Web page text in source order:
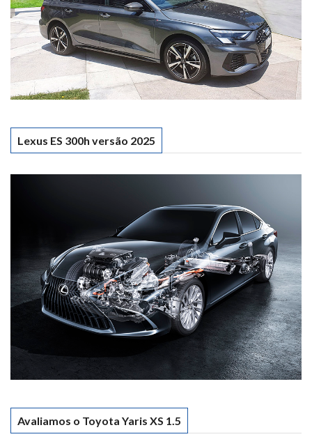
Lexus ES 300h versão 2025
Avaliamos o Toyota Yaris XS 1.5